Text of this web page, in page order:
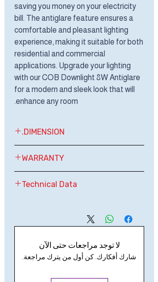
saving you money on your electricity
bill. The antiglare feature ensures a
comfortable and pleasant lighting
experience, making it suitable for both
residential and commercial
applications. Upgrade your lighting
with our COB Downlight 8W Antiglare
for a modern and sleek look that will
enhance any room.
DIMENSION.
CUT SIZE: 70 MM
WARRANTY
Technical Data
CODE
TYPE
DOWNLIGHT
TYPE
لا توجد مراجعات حتى الآن
شارك أفكارك. كن أول من يترك مراجعة.